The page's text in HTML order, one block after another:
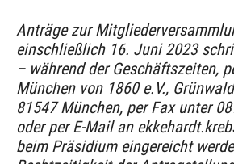
Anträge zur
einschließlich 16. Juni 2023
– während der Geschäftszeiten,
München von 1860 e.V.,
81547 München, per Fax unter
oder per E-Mail an
beim Präsidium eingereicht